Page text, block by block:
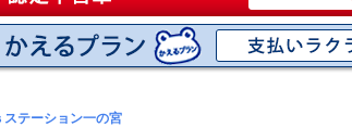
ステーション一の宮